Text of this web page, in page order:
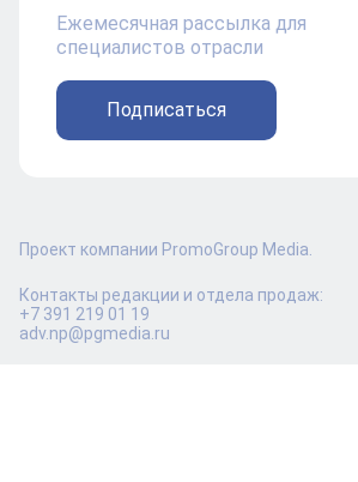
Ежемесячная рассылка для
специалистов отрасли
Подписаться
Проект компании PromoGroup Media.
Контакты редакции и отдела продаж:
+7 391 219 01 19
adv.np@pgmedia.ru